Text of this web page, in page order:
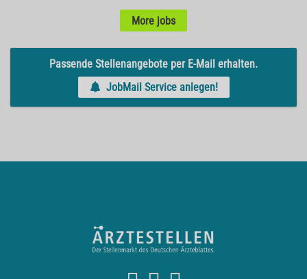
More jobs
Passende Stellenangebote per E-Mail erhalten.
JobMail Service anlegen!